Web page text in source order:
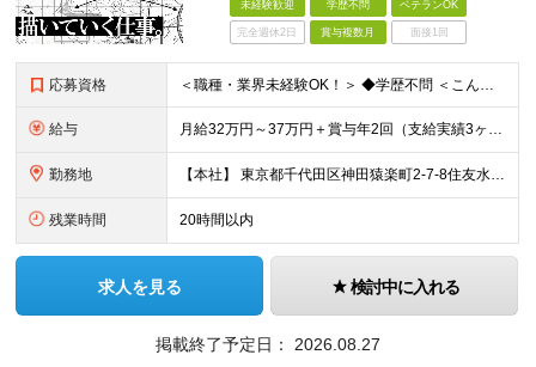
未経験歓迎 学歴不問 ベテランOK
完全週休2日 賞与複数月 面接1回
応募資格 ＜職種・業界未経験OK！＞ ◆学歴不問 ＜こんな方は、ぜひご応募ください！＞ □社会に影響を与えるスケールの大きな仕事に挑戦したい □人と話しながら、物事を前に進めることが好き □専門知識を身につけ
給与 月給32万円～37万円＋賞与年2回（支給実績3ヶ月分） ※経験・年齢・能力を考慮の上、当社規定により決定します。 ※上記月給には固定残業代(45時間分／70,234円～)
勤務地 【本社】 東京都千代田区神田猿楽町2-7-8住友水道橋ビル3F ※当面の間、転勤はありません ※変更の範囲：上記を除く当社関連勤務地
残業時間 20時間以内
求人を見る 検討中に入れる
掲載終了予定日： 2026.08.27